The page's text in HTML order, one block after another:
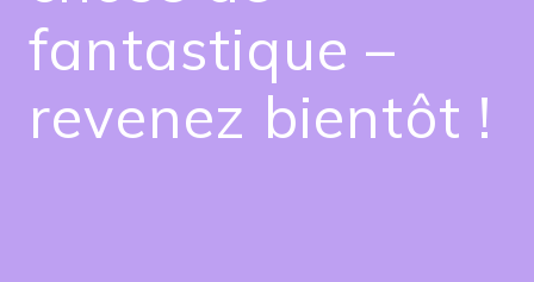
fantastique –
revenez bientôt !